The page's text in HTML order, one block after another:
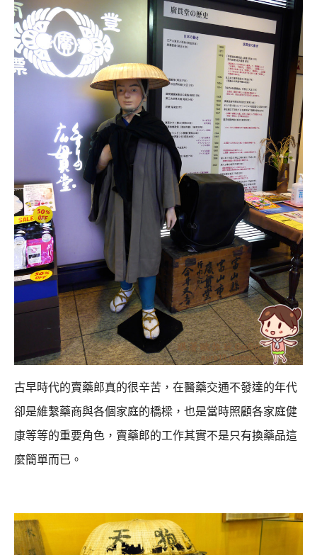
古早時代的賣藥郎真的很辛苦，在醫藥交通不發達的年代
卻是維繫藥商與各個家庭的橋樑， 也是當時照顧各家庭健
康等等的重要角色，賣藥郎的工作其實不是只有換藥品這
麼簡單而已。